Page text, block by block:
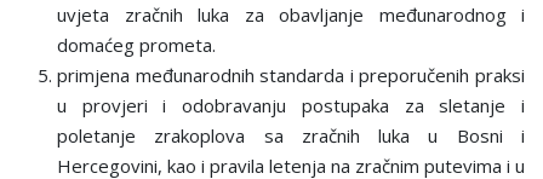
uvjeta zračnih luka za obavljanje međunarodnog i
domaćeg prometa.
primjena međunarodnih standarda i preporučenih praksi
u provjeri i odobravanju postupaka za sletanje i
poletanje zrakoplova sa zračnih luka u Bosni i
Hercegovini, kao i pravila letenja na zračnim putevima i u